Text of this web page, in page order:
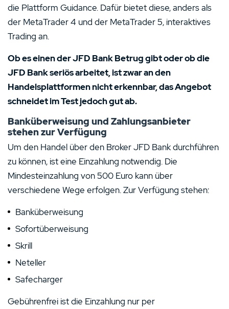
die Plattform Guidance. Dafür bietet diese, anders als
der MetaTrader 4 und der MetaTrader 5, interaktives
Trading an.
Ob es einen der JFD Bank Betrug gibt oder ob die
JFD Bank seriös arbeitet, ist zwar an den
Handelsplattformen nicht erkennbar, das Angebot
schneidet im Test jedoch gut ab.
Banküberweisung und Zahlungsanbieter
stehen zur Verfügung
Um den Handel über den Broker JFD Bank durchführen
zu können, ist eine Einzahlung notwendig. Die
Mindesteinzahlung von 500 Euro kann über
verschiedene Wege erfolgen. Zur Verfügung stehen:
Banküberweisung
Sofortüberweisung
Skrill
Neteller
Safecharger
Gebührenfrei ist die Einzahlung nur per